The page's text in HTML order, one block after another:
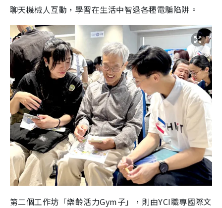
聊天機械人互動，學習在生活中智退各種電騙陷阱。
第二個工作坊「樂齡活力Gym子」，則由YCI職專國際文